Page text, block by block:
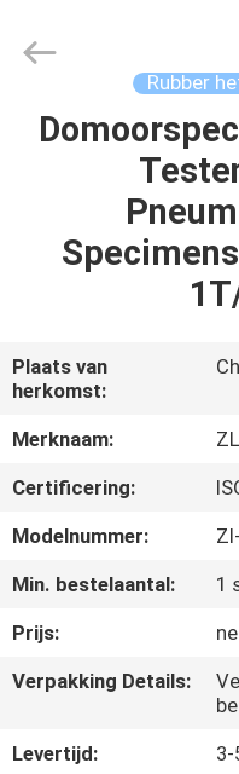
HUIS
PRODUCTEN
VIDEOS
ONGEVEER
ONS
FABRIEKSREIS
CONTACTEER
ONS
NIEUWS
Technology
Reserved.
Rubber
Plaats van
herkomst:
Merknaam:
ZL
Certificering:
Modelnummer:
Min. bestelaantal:
1
Prijs:
Verpakking Details:
Levertijd:
3-